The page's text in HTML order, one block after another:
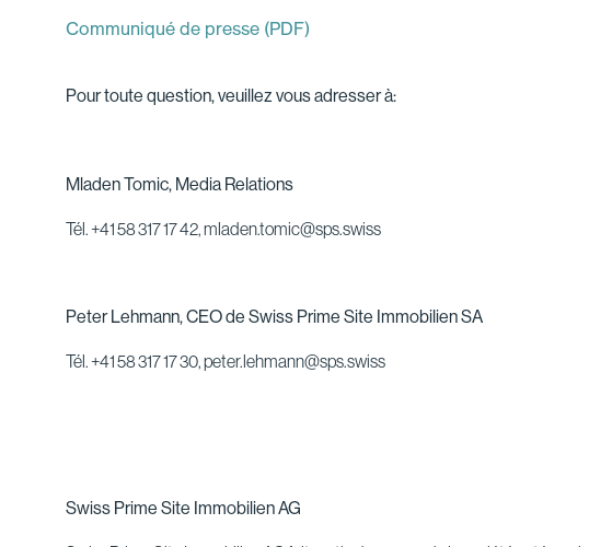
Communiqué de presse (PDF)
Pour toute question, veuillez vous adresser à:
Mladen Tomic, Media Relations
Tél. +41 58 317 17 42, mladen.tomic@sps.swiss
Peter Lehmann, CEO de Swiss Prime Site Immobilien SA
Tél. +41 58 317 17 30, peter.lehmann@sps.swiss
Swiss Prime Site Immobilien AG